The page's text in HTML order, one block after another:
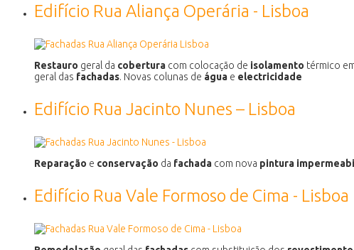
Edifício Rua Aliança Operária - Lisboa
Restauro geral da cobertura com colocação de isolamento térmico
geral das fachadas. Novas colunas de água e electricidade
Edifício Rua Jacinto Nunes – Lisboa
Reparação e conservação da fachada com nova pintura
Edifício Rua Vale Formoso de Cima - Lisboa